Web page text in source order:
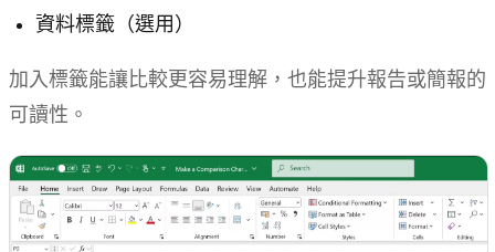
資料標籤（選用）
加入標籤能讓比較更容易理解，也能提升報告或簡報的
可讀性。